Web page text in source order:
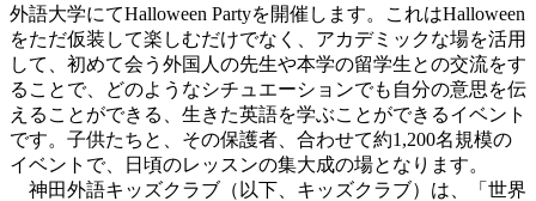
外語大学にてHalloween Partyを開催します。これはHalloween
をただ仮装して楽しむだけでなく、アカデミックな場を活用
して、初めて会う外国人の先生や本学の留学生との交流をす
ることで、どのようなシチュエーションでも自分の意思を伝
えることができる、生きた英語を学ぶことができるイベント
です。子供たちと、その保護者、合わせて約1,200名規模の
イベントで、日頃のレッスンの集大成の場となります。
神田外語キッズクラブ（以下、キッズクラブ）は、「世界